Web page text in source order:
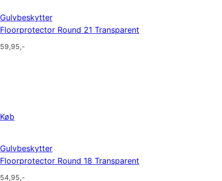
Køb
Gulvbeskytter
Floorprotector Round 21 Transparent
59,95,-
Gulvbeskytter
Floorprotector Round 18 Transparent
54,95,-